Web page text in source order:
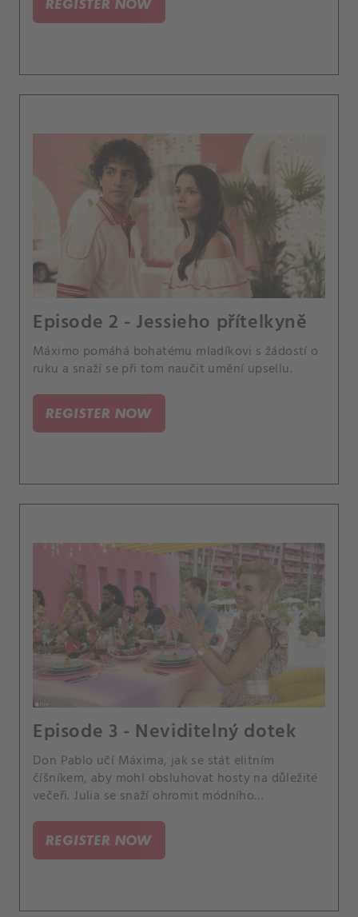
REGISTER NOW
Episode 2 - Jessieho přítelkyně
Máximo pomáhá bohatému mladíkovi s žádostí o
ruku a snaží se při tom naučit umění upsellu.
REGISTER NOW
Episode 3 - Neviditelný dotek
Don Pablo učí Máxima, jak se stát elitním
číšníkem, aby mohl obsluhovat hosty na důležité
večeři. Julia se snaží ohromit módního
REGISTER NOW